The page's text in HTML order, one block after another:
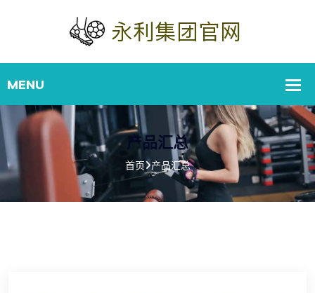
产品汇总
首页 产品汇总